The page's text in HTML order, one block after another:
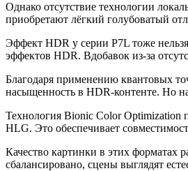
Однако отсутствие технологии
приобретают лёгкий голубоватый
Эффект HDR у серии P7L тоже
эффектов HDR. Вдобавок из-за
Благодаря применению квантовых
насыщенность в HDR-контенте. Но
Технология Bionic Color Optimization
HLG. Это обеспечивает
Качество картинки в этих форматах
сбалансировано, сцены выглядят